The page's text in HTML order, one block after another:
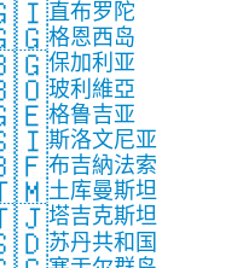
直布罗陀
格恩西岛
保加利亚
玻利維亞
格鲁吉亚
斯洛文尼亚
布吉納法索
土库曼斯坦
塔吉克斯坦
苏丹共和国